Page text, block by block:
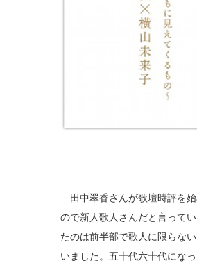
田中翠香さんが歌壇時評を
ので新人歌人さんだと言って
たのは前半部で歌人に限らな
いました。五十代六十代にな